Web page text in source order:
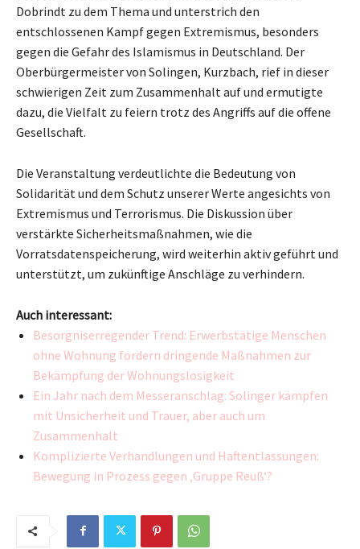
Dobrindt zu dem Thema und unterstrich den
entschlossenen Kampf gegen Extremismus, besonders
gegen die Gefahr des Islamismus in Deutschland. Der
Oberbürgermeister von Solingen, Kurzbach, rief in dieser
schwierigen Zeit zum Zusammenhalt auf und ermutigte
dazu, die Vielfalt zu feiern trotz des Angriffs auf die offene
Gesellschaft.
Die Veranstaltung verdeutlichte die Bedeutung von
Solidarität und dem Schutz unserer Werte angesichts von
Extremismus und Terrorismus. Die Diskussion über
verstärkte Sicherheitsmaßnahmen, wie die
Vorratsdatenspeicherung, wird weiterhin aktiv geführt und
unterstützt, um zukünftige Anschläge zu verhindern.
Auch interessant:
Besorgniserregender Trend: Erwerbstätige Menschen
ohne Wohnung fordern dringende Maßnahmen zur
Bekämpfung der Wohnungslosigkeit
Ein Jahr nach dem Messeranschlag: Solinger kämpfen
mit Unsicherheit und Trauer, aber auch um
Zusammenhalt
Komplizierte Verhandlungen und Haftentlassungen:
Bewegung in Prozess gegen ‚Gruppe Reuß‘?